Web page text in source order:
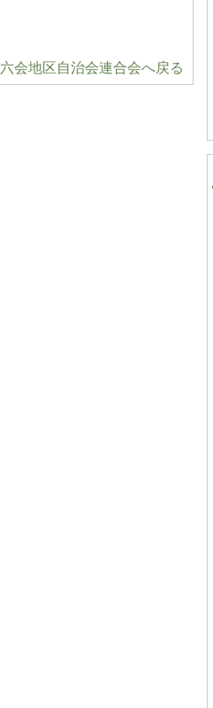
六会地区自治会連合会へ戻る